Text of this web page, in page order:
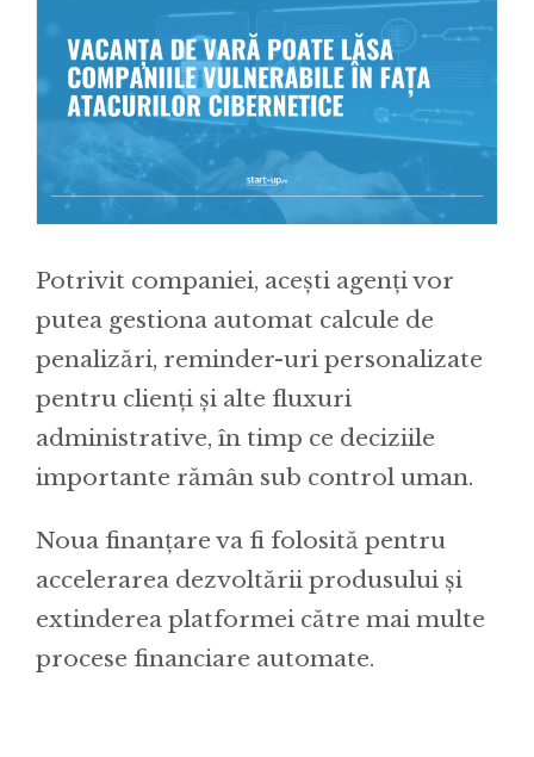
Potrivit companiei, acești agenți vor
putea gestiona automat calcule de
penalizări, reminder-uri personalizate
pentru clienți și alte fluxuri
administrative, în timp ce deciziile
importante rămân sub control uman.
Noua finanțare va fi folosită pentru
accelerarea dezvoltării produsului și
extinderea platformei către mai multe
procese financiare automate.